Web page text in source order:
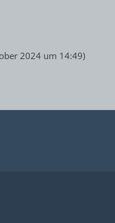
2024 um 14:49)